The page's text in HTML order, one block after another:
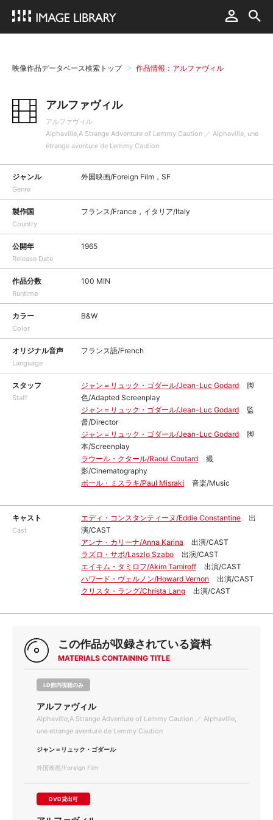
映像作品データベース検索トップ 作品情報：アルファヴィル
アルファヴィル
アルファヴィル
Alphaville,A Strange Adventure of Lemmy Caution ／ Alphaville, une
étrange aventure de Lemmy Caution
ジャンル
Genre
外国映画/Foreign Film，SF
製作国
Country
フランス/France，イタリア/Italy
公開年
Release Date
1965
作品分数
Runtime
100 MIN
カラー
Color
B&W
オリジナル音声
Language
フランス語/French
スタッフ
Staff
ジャン＝リュック・ゴダール/Jean-Luc Godard
脚
色/Adapted Screenplay
ジャン＝リュック・ゴダール/Jean-Luc Godard
監
督/Director
ジャン＝リュック・ゴダール/Jean-Luc Godard
脚
本/Screenplay
ラウール・クタール/Raoul Coutard
撮
影/Cinematography
ポール・ミスラキ/Paul Misraki
音楽/Music
キャスト
Cast
エディ・コンスタンティーヌ/Eddie Constantine
出
演/CAST
アンナ・カリーナ/Anna Karina
出演/CAST
ラズロ・サボ/Laszlo Szabo
出演/CAST
エイキム・タミロフ/Akim Tamiroff
出演/CAST
ハワード・ヴェルノン/Howard Vernon
出演/CAST
クリスタ・ラング/Christa Lang
出演/CAST
この作品が収録されている資料
MATERIALS CONTAINING TITLE
LD館内視聴のみ
アルファヴィル
Alphaville,A Strange Adventure of Lemmy Caution ／ Alphaville,
une etrange aventure de Lemmy Caution
ジャン＝リュック・ゴダール
外国映画/Foreign Film
DVD貸出可